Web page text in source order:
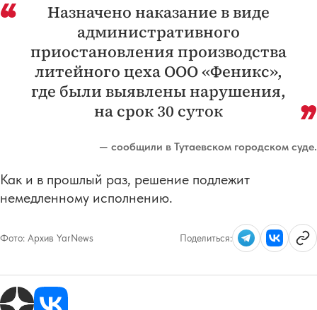
Назначено наказание в виде
административного
приостановления производства
литейного цеха ООО «Феникс»,
где были выявлены нарушения,
на срок 30 суток
— сообщили в Тутаевском городском суде.
Как и в прошлый раз, решение подлежит
немедленному исполнению.
Фото: Архив YarNews Поделиться: